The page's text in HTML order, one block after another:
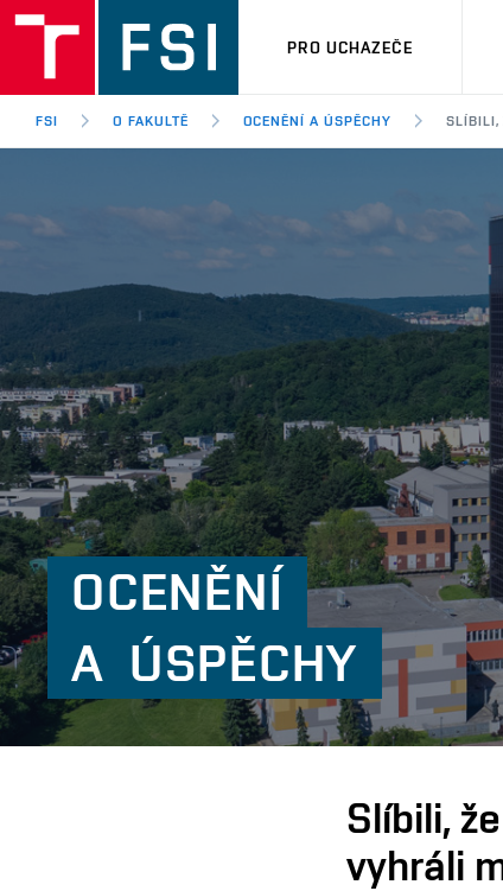
PRO UCHAZEČE
FSI O FAKULTĚ OCENĚNÍ A ÚSPĚCHY SLÍBILI,
OCENĚNÍ
A ÚSPĚCHY
Slíbili,
vyhráli